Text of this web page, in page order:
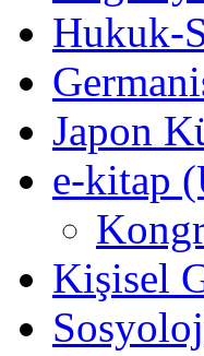
Hukuk-
Japon
e-kitap
Kişisel